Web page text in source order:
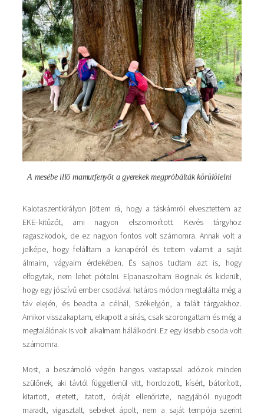
Kép
A mesébe illő mamutfenyőt a gyerekek megpróbálták körülölelni
Kalotaszentkirályon jöttem rá, hogy a táskámról elvesztettem az
EKE–kitűzőt, ami nagyon elszomorított. Kevés tárgyhoz
ragaszkodok, de ez nagyon fontos volt számomra. Annak volt a
jelképe, hogy felálltam a kanapéról és tettem valamit a saját
álmaim, vágyaim érdekében. És sajnos tudtam azt is, hogy
elfogytak, nem lehet pótolni. Elpanaszoltam Boginak és kiderült,
hogy egy jószívű ember csodával határos módon megtalálta még a
táv elején, és beadta a célnál, Székelyjón, a talált tárgyakhoz.
Amikor visszakaptam, elkapott a sírás, csak szorongattam és még a
megtalálónak is volt alkalmam hálálkodni. Ez egy kisebb csoda volt
számomra.
Most, a beszámoló végén hangos vastapssal adózok minden
szülőnek, aki távtól függetlenül vitt, hordozott, kísért, bátorított,
kitartott, etetett, itatott, óráját ellenőrizte, nagyjából nyugodt
maradt, vigasztalt, sebeket ápolt, nem a saját tempója szerint